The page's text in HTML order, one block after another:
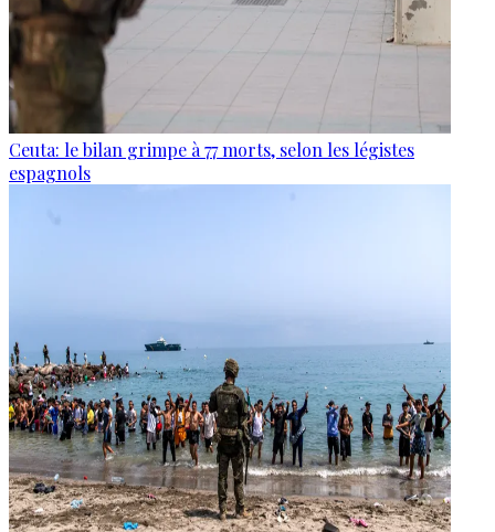
Ceuta: le bilan grimpe à 77 morts, selon les légistes
espagnols